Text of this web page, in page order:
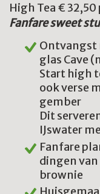
High Tea € 32,50
Fanfare sweet
Ontvangst
glas Cave
Start high
ook verse
gember
Dit
IJswater
Fanfare
dingen
brownie